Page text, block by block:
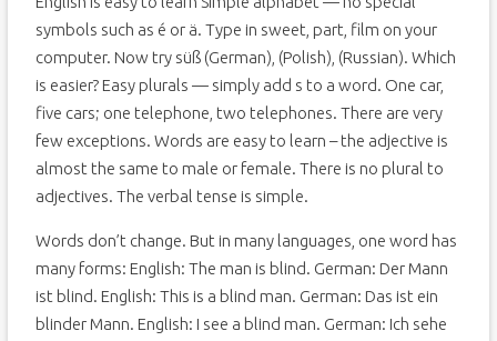
symbols such as é or ä. Type in sweet, part, film on your
computer. Now try süß (German), (Polish), (Russian). Which
is easier? Easy plurals — simply add s to a word. One car,
five cars; one telephone, two telephones. There are very
few exceptions. Words are easy to learn – the adjective is
almost the same to male or female. There is no plural to
adjectives. The verbal tense is simple.
Words don’t change. But in many languages, one word has
many forms: English: The man is blind. German: Der Mann
ist blind. English: This is a blind man. German: Das ist ein
blinder Mann. English: I see a blind man. German: Ich sehe